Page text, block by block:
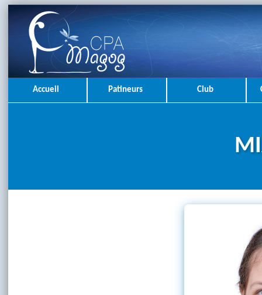
Accueil Patineurs Club